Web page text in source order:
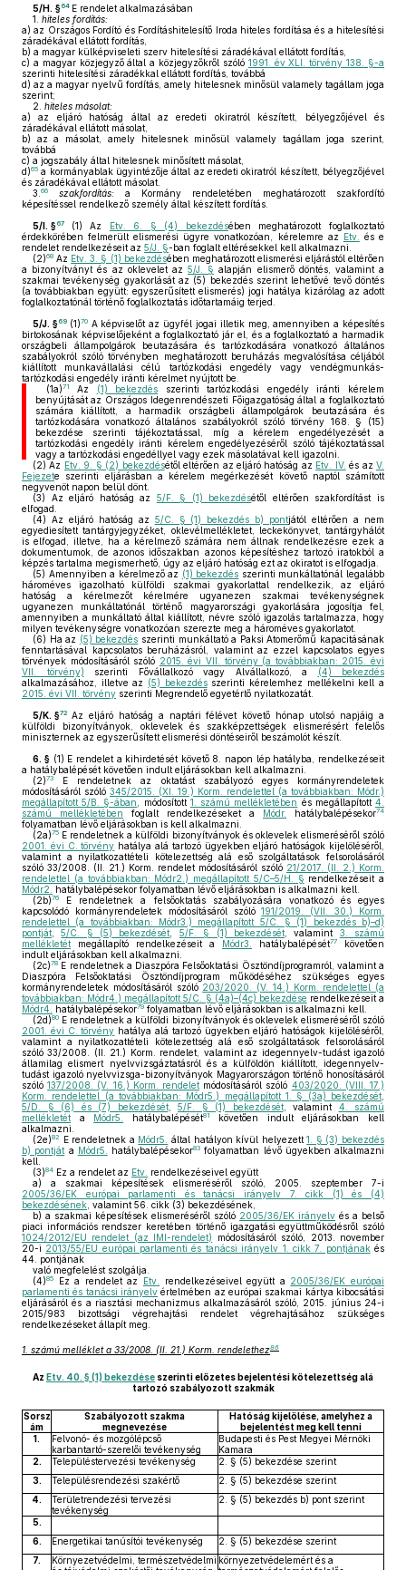
5/H. §64 E rendelet alkalmazásában
1. hiteles fordítás:
a) az Országos Fordító és Fordításhitelesítő Iroda hiteles fordítása és a hitelesítési
záradékával ellátott fordítás,
b) a magyar külképviseleti szerv hitelesítési záradékával ellátott fordítás,
c) a magyar közjegyző által a közjegyzőkről szóló 1991. év XLI. törvény 138. §-a
szerinti hitelesítési záradékkal ellátott fordítás, továbbá
d) az a magyar nyelvű fordítás, amely hitelesnek minősül valamely tagállam joga
szerint;
2. hiteles másolat:
a) az eljáró hatóság által az eredeti okiratról készített, bélyegzőjével és
záradékával ellátott másolat,
b) az a másolat, amely hitelesnek minősül valamely tagállam joga szerint,
továbbá
c) a jogszabály által hitelesnek minősített másolat,
d)65 a kormányablak ügyintézője által az eredeti okiratról készített, bélyegzőjével
és záradékával ellátott másolat.
3. 66 szakfordítás: a Kormány rendeletében meghatározott szakfordító
képesítéssel rendelkező személy által készített fordítás.
5/I. §67 (1) Az Etv. 6. § (4) bekezdésében meghatározott foglalkoztató
érdekkörében felmerült elismerési ügyre vonatkozóan, kérelemre az Etv.
és e
rendelet rendelkezéseit az 5/J. §-ban foglalt eltérésekkel kell alkalmazni.
(2)68 Az Etv. 3. § (1) bekezdésében meghatározott elismerési eljárástól eltérően
a bizonyítványt és az oklevelet az 5/J. § alapján elismerő döntés, valamint a
szakmai tevékenység gyakorlását az (5) bekezdés szerint lehetővé tevő döntés
(a továbbiakban együtt: egyszerűsített elismerés) jogi hatálya kizárólag az adott
foglalkoztatónál történő foglalkoztatás időtartamáig terjed.
5/J. §69 (1)70A képviselőt az ügyfél jogai illetik meg, amennyiben a képesítés
birtokosának képviselőjeként a foglalkoztató jár el, és a foglalkoztató a harmadik
országbeli állampolgárok beutazására és tartózkodására vonatkozó általános
szabályokról szóló törvényben meghatározott beruházás megvalósítása céljából
kiállított munkavállalási célú tartózkodási engedély vagy vendégmunkás-
tartózkodási engedély iránti kérelmet nyújtott be.
(1a)71 Az (1) bekezdés szerinti tartózkodási engedély iránti kérelem
benyújtását az Országos Idegenrendészeti Főigazgatóság által a foglalkoztató
számára kiállított, a harmadik országbeli állampolgárok beutazására és
tartózkodására vonatkozó általános szabályokról szóló törvény 168. § (15)
bekezdése szerinti tájékoztatással, míg a kérelem engedélyezését a
tartózkodási engedély iránti kérelem engedélyezéséről szóló tájékoztatással
vagy a tartózkodási engedéllyel vagy ezek másolatával kell igazolni.
(2) Az Etv. 9. § (2) bekezdésétől eltérően az eljáró hatóság az Etv. IV. és az V.
Fejezete szerinti eljárásban a kérelem megérkezését követő naptól számított
negyvenöt napon belül dönt.
(3) Az eljáró hatóság az 5/F. § (1) bekezdésétől eltérően szakfordítást is
elfogad.
(4) Az eljáró hatóság az 5/C. § (1) bekezdés b) pontjától eltérően a nem
egyediesített tantárgyjegyzéket, oklevélmellékletet, leckekönyvet, tantárgyhálót
is elfogad, illetve, ha a kérelmező számára nem állnak rendelkezésre ezek a
dokumentumok, de azonos időszakban azonos képesítéshez tartozó iratokból a
képzés tartalma megismerhető, úgy az eljáró hatóság ezt az okiratot is elfogadja.
(5) Amennyiben a kérelmező az (1) bekezdés szerinti munkáltatónál legalább
hároméves igazolható külföldi szakmai gyakorlattal rendelkezik, az eljáró
hatóság a kérelmezőt kérelmére ugyanezen szakmai tevékenységnek
ugyanezen munkáltatónál történő magyarországi gyakorlására jogosítja fel,
amennyiben a munkáltató által kiállított, névre szóló igazolás tartalmazza, hogy
milyen tevékenységre vonatkozóan szerezte meg a hároméves gyakorlatot.
(6) Ha az (5) bekezdés szerinti munkáltató a Paksi Atomerőmű kapacitásának
fenntartásával kapcsolatos beruházásról, valamint az ezzel kapcsolatos egyes
törvények módosításáról szóló 2015. évi VII. törvény (a továbbiakban: 2015. évi
VII. törvény) szerinti Fővállalkozó vagy Alvállalkozó, a
(4) bekezdés
alkalmazásához, illetve az (5) bekezdésszerinti kérelemhez mellékelni kell a
2015. évi VII. törvény szerinti Megrendelő egyetértő nyilatkozatát.
5/K. §72 Az eljáró hatóság a naptári félévet követő hónap utolsó napjáig a
külföldi bizonyítványok, oklevelek és szakképzettségek elismerésért felelős
miniszternek az egyszerűsített elismerési döntéseiről beszámolót készít.
6. § (1) E rendelet a kihirdetését követő 8. napon lép hatályba, rendelkezéseit
a hatálybalépését követően indult eljárásokban kell alkalmazni.
(2)73
E rendeletnek az oktatást szabályozó egyes kormányrendeletek
módosításáról szóló 345/2015. (XI. 19.) Korm. rendelettel (a továbbiakban: Módr.)
megállapított 5/B. §-ában
, módosított 1. számú mellékletében és megállapított4.
számú mellékletében foglalt rendelkezéseket a Módr. hatálybalépésekor74
folyamatban lévő eljárásokban is kell alkalmazni.
(2a)75 E rendeletnek a külföldi bizonyítványok és oklevelek elismeréséről szóló
2001. évi C. törvény hatálya alá tartozó ügyekben eljáró hatóságok kijelöléséről,
valamint a nyilatkozattételi kötelezettség alá eső szolgáltatások felsorolásáról
szóló 33/2008. (II. 21.) Korm. rendelet módosításáról szóló 21/2017. (II. 2.) Korm.
rendelettel (a továbbiakban: Módr2.) megállapított 5/C–5/H. § rendelkezéseit a
Módr2.
hatálybalépésekor folyamatban lévő eljárásokban is alkalmazni kell.
(2b)76
E rendeletnek a felsőoktatás szabályozására vonatkozó és egyes
kapcsolódó kormányrendeletek módosításáról szóló191/2019. (VII. 30.) Korm.
rendelettel (a továbbiakban: Módr3.) megállapított 5/C. § (1) bekezdés b)–d)
pontját ,5/C. § (5) bekezdését 5/F. § (1) bekezdését, valamint 3. számú
mellékletét megállapító rendelkezéseit a Módr3. hatálybalépését77
követően
indult eljárásokban kell alkalmazni.
(2c)78 E rendeletnek a Diaszpóra Felsőoktatási Ösztöndíjprogramról, valamint a
Diaszpóra Felsőoktatási Ösztöndíjprogram működéséhez szükséges egyes
kormányrendeletek módosításáról szóló 203/2020. (V. 14.) Korm. rendelettel (a
továbbiakban: Módr4.) megállapított 5/C. § (4a)–(4c) bekezdése rendelkezéseit a
Módr4.
hatálybalépésekor79 folyamatban lévő eljárásokban is alkalmazni kell.
(2d)80 E rendeletnek a külföldi bizonyítványok és oklevelek elismeréséről szóló
2001. évi C. törvény hatálya alá tartozó ügyekben eljáró hatóságok kijelöléséről,
valamint a nyilatkozattételi kötelezettség alá eső szolgáltatások felsorolásáról
szóló 33/2008. (II. 21.) Korm. rendelet, valamint az idegennyelv-tudást igazoló
államilag elismert nyelvvizsgáztatásról és a külföldön kiállított, idegennyelv-
tudást igazoló nyelvvizsga-bizonyítványok Magyarországon történő honosításáról
szóló137/2008. (V. 16.) Korm. rendelet módosításáról szóló 403/2020. (VIII. 17.)
Korm. rendelettel (a továbbiakban: Módr5.) megállapított 1. § (3a) bekezdését
5/D. § (6) és (7) bekezdését, 5/F. § (1) bekezdését, valamint 4. számú
mellékletét a Módr5. hatálybalépését81
követően indult eljárásokban kell
alkalmazni.
(2e)82 E rendeletnek a Módr5. által hatályon kívül helyezett1. § (3) bekezdés
b) pontját a Módr5. hatálybalépésekor83 folyamatban lévő ügyekben alkalmazni
kell.
(3)84 Ez a rendelet az Etv. rendelkezéseivel együtt
a) a szakmai képesítések elismeréséről szóló, 2005. szeptember 7-i
2005/36/EK európai parlamenti és tanácsi irányelv 7. cikk (1) és (4)
bekezdésének , valamint 56. cikk (3) bekezdésének,
b) a szakmai képesítések elismeréséről szóló 2005/36/EK irányelv és a belső
piaci információs rendszer keretében történő igazgatási együttműködésről szóló
1024/2012/EU rendelet (az IMI-rendelet)
módosításáról szóló, 2013. november
20-i 2013/55/EU európai parlamenti és tanácsi irányelv 1. cikk 7. pontjánakés
44. pontjának
való megfelelést szolgálja.
(4)85 Ez a rendelet az Etv. rendelkezéseivel együtt a 2005/36/EK európai
parlamenti és tanácsi irányelv értelmében az európai szakmai kártya kibocsátási
eljárásáról és a riasztási mechanizmus alkalmazásáról szóló, 2015. június 24-i
2015/983 bizottsági végrehajtási rendelet végrehajtásához szükséges
rendelkezéseket állapít meg.
1. számú melléklet a 33/2008. (II. 21.) Korm. rendelethez86
Az Etv. 40. § (1) bekezdése szerinti előzetes bejelentési kötelezettség alá
tartozó szabályozott szakmák
Sorsz
ám
Szabályozott szakma
megnevezése
Hatóság kijelölése, amelyhez a
bejelentést meg kell tenni
1.
Felvonó- és mozgólépcső
karbantartó-szerelői tevékenység
Budapesti és Pest Megyei Mérnöki
Kamara
2.
Településtervezési tevékenység
2. § (5) bekezdése szerint
3.
Településrendezési szakértő
2. § (5) bekezdése szerint
4.
Területrendezési tervezési
tevékenység
2. § (5) bekezdés b) pont szerint
5.
6.
Energetikai tanúsítói tevékenység
2. § (5) bekezdése szerint
7.
Környezetvédelmi, természetvédelmi környezetvédelemért és a